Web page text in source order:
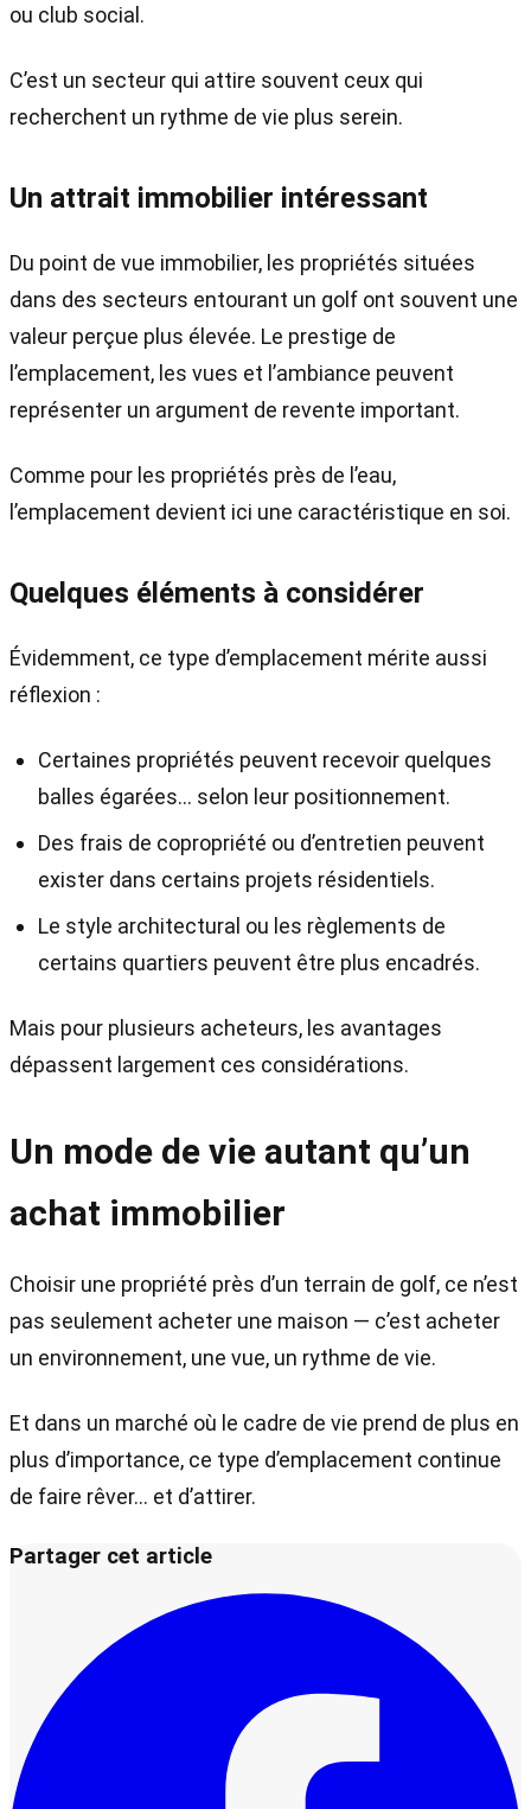
ou club social.
C’est un secteur qui attire souvent ceux qui
recherchent un rythme de vie plus serein.
Un attrait immobilier intéressant
Du point de vue immobilier, les propriétés situées
dans des secteurs entourant un golf ont souvent une
valeur perçue plus élevée. Le prestige de
l’emplacement, les vues et l’ambiance peuvent
représenter un argument de revente important.
Comme pour les propriétés près de l’eau,
l’emplacement devient ici une caractéristique en soi.
Quelques éléments à considérer
Évidemment, ce type d’emplacement mérite aussi
réflexion :
Certaines propriétés peuvent recevoir quelques
balles égarées… selon leur positionnement.
Des frais de copropriété ou d’entretien peuvent
exister dans certains projets résidentiels.
Le style architectural ou les règlements de
certains quartiers peuvent être plus encadrés.
Mais pour plusieurs acheteurs, les avantages
dépassent largement ces considérations.
Un mode de vie autant qu’un
achat immobilier
Choisir une propriété près d’un terrain de golf, ce n’est
pas seulement acheter une maison — c’est acheter
un environnement, une vue, un rythme de vie.
Et dans un marché où le cadre de vie prend de plus en
plus d’importance, ce type d’emplacement continue
de faire rêver… et d’attirer.
Partager cet article